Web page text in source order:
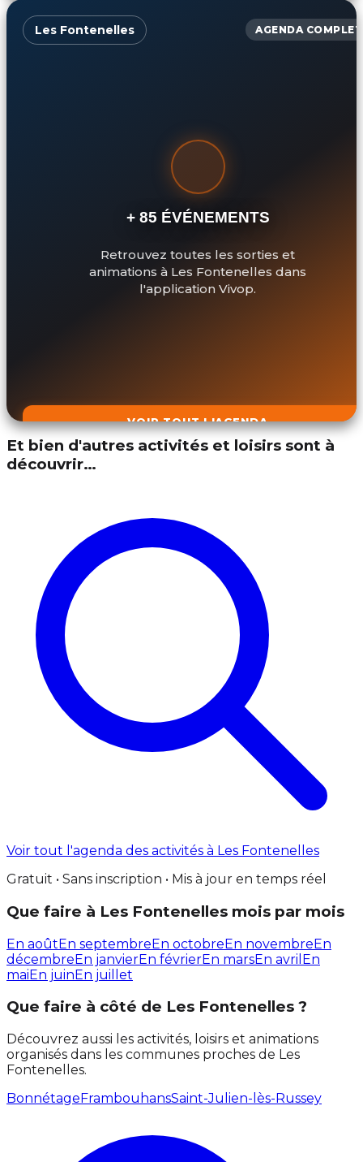
Les Fontenelles AGENDA COMPLET
+ 85 ÉVÉNEMENTS
Retrouvez toutes les sorties et
animations à Les Fontenelles dans
l'application Vivop.
VOIR TOUT L'AGENDA
Et bien d'autres activités et loisirs sont à
découvrir…
Voir tout l'agenda des activités à Les Fontenelles
Gratuit • Sans inscription • Mis à jour en temps réel
Que faire à Les Fontenelles mois par mois
En aoûtEn septembreEn octobreEn novembreEn
décembreEn janvierEn févrierEn marsEn avril En
maiEn juinEn juillet
Que faire à côté de Les Fontenelles ?
Découvrez aussi les activités, loisirs et animations
organisés dans les communes proches de Les
Fontenelles.
BonnétageFrambouhansSaint-Julien-lès-Russey